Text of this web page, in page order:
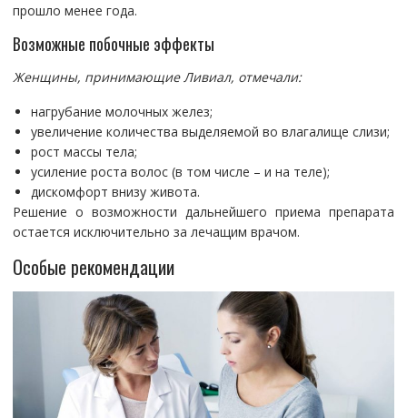
прошло менее года.
Возможные побочные эффекты
Женщины, принимающие Ливиал, отмечали:
нагрубание молочных желез;
увеличение количества выделяемой во влагалище слизи;
рост массы тела;
усиление роста волос (в том числе – и на теле);
дискомфорт внизу живота.
Решение о возможности дальнейшего приема препарата
остается исключительно за лечащим врачом.
Особые рекомендации